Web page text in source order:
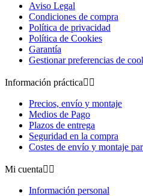
Aviso Legal
Condiciones de compra
Política de privacidad
Política de Cookies
Garantía
Gestionar preferencias de
Información práctica 
Precios, envío y montaje
Medios de Pago
Plazos de entrega
Seguridad en la compra
Costes de envío y montaje
Mi cuenta 
Información personal